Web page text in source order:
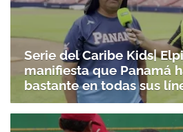
Serie del Caribe Kids|
manifiesta que Panamá
bastante en todas sus